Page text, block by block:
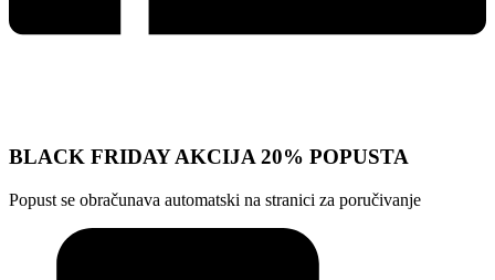
BLACK FRIDAY AKCIJA 20% POPUSTA
Popust se obračunava automatski na stranici za poručivanje